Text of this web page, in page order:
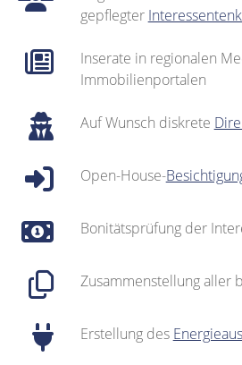
gepflegter
Inserate in regionalen
Immobilienportalen
Auf Wunsch diskrete
Open-House-
Bonitätsprüfung der
Zusammenstellung aller
Erstellung des